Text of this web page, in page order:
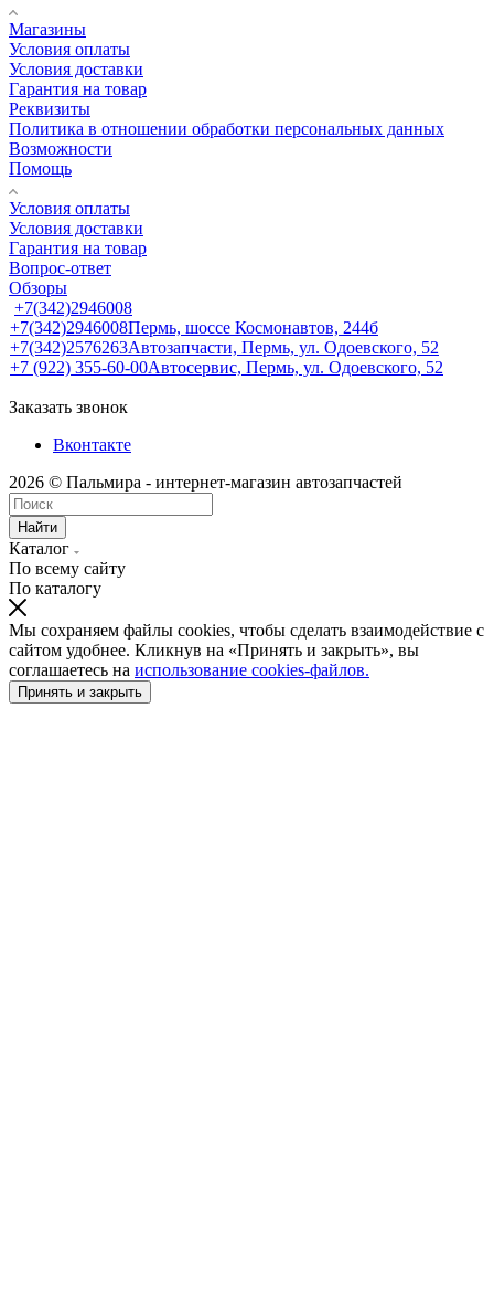
Магазины
Условия оплаты
Условия доставки
Гарантия на товар
Реквизиты
Политика в отношении обработки персональных данных
Возможности
Помощь
Условия оплаты
Условия доставки
Гарантия на товар
Вопрос-ответ
Обзоры
+7(342)2946008
+7(342)2946008Пермь, шоссе Космонавтов, 244б
+7(342)2576263Автозапчасти, Пермь, ул. Одоевского, 52
+7 (922) 355-60-00Автосервис, Пермь, ул. Одоевского, 52
Заказать звонок
Вконтакте
2026 © Пальмира - интернет-магазин автозапчастей
Найти
Каталог
По всему сайту
По каталогу
Мы сохраняем файлы cookies, чтобы сделать взаимодействие с
сайтом удобнее. Кликнув на «Принять и закрыть», вы
соглашаетесь на использование cookies-файлов.
Принять и закрыть